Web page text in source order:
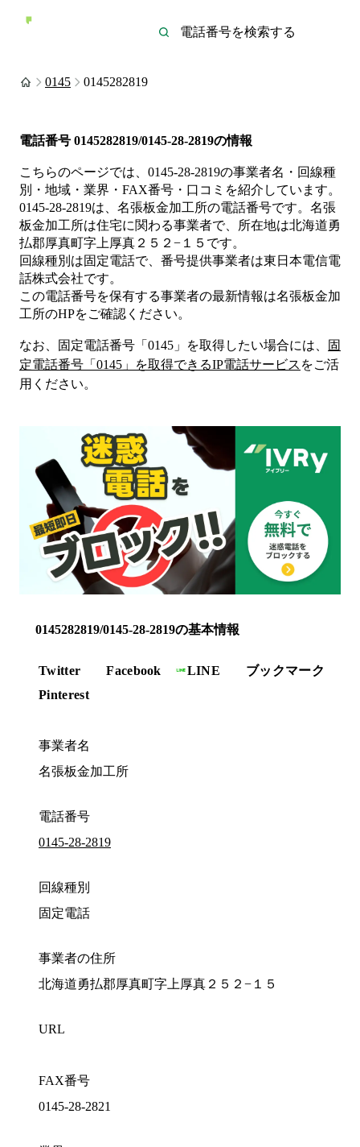
0145 0145282819
電話番号 0145282819/0145-28-2819の情報
こちらのページでは、 0145-28-2819の事業者名・回線種
別・地域・業界・FAX番号・口コミを紹介しています。
0145-28-2819は、 名張板金加工所の電話番号です。 名張
板金加工所は住宅に関わる事業者で、所在地は北海道勇
払郡厚真町字上厚真２５２−１５ です。
回線種別は固定電話で、番号提供事業者は東日本電信電
話株式会社です。
この電話番号を保有する事業者の最新情報は名張板金加
工所のHPをご確認ください。
なお、固定電話番号「 0145 」を取得したい場合には、
固
定電話番号「 0145 」を取得できるIP電話サービス をご活
用ください。
0145282819/0145-28-2819の基本情報
Twitter Facebook LINE
ブックマーク
Pinterest
事業者名
名張板金加工所
電話番号
0145-28-2819
回線種別
固定電話
事業者の住所
北海道勇払郡厚真町字上厚真２５２−１５
URL
FAX番号
0145-28-2821